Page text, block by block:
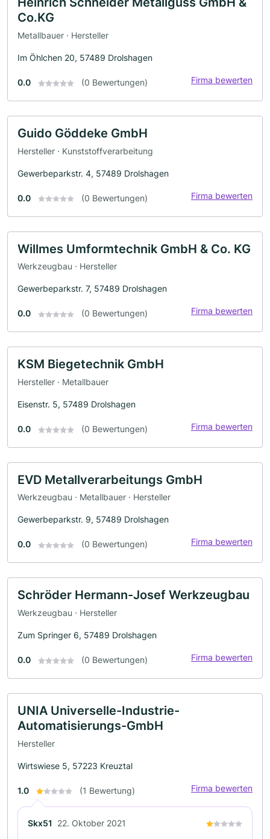
Co.KG
Metallbauer · Hersteller
Im Öhlchen 20, 57489 Drolshagen
0.0 (0 Bewertungen) Firma bewerten
Guido Göddeke GmbH
Hersteller · Kunststoffverarbeitung
Gewerbeparkstr. 4, 57489 Drolshagen
0.0 (0 Bewertungen) Firma bewerten
Willmes Umformtechnik GmbH & Co. KG
Werkzeugbau · Hersteller
Gewerbeparkstr. 7, 57489 Drolshagen
0.0 (0 Bewertungen) Firma bewerten
KSM Biegetechnik GmbH
Hersteller · Metallbauer
Eisenstr. 5, 57489 Drolshagen
0.0 (0 Bewertungen) Firma bewerten
EVD Metallverarbeitungs GmbH
Werkzeugbau · Metallbauer · Hersteller
Gewerbeparkstr. 9, 57489 Drolshagen
0.0 (0 Bewertungen) Firma bewerten
Schröder Hermann-Josef Werkzeugbau
Werkzeugbau · Hersteller
Zum Springer 6, 57489 Drolshagen
0.0 (0 Bewertungen) Firma bewerten
UNIA Universelle-Industrie-
Automatisierungs-GmbH
Hersteller
Wirtswiese 5, 57223 Kreuztal
1.0 (1 Bewertung) Firma bewerten
Skx51 22. Oktober 2021